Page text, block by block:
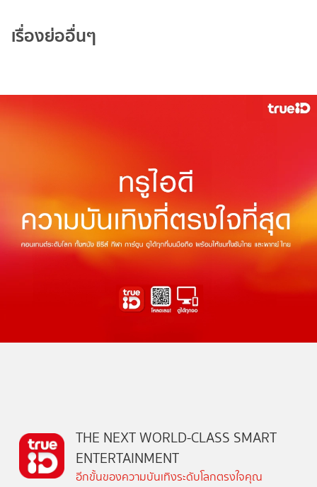
เรื่องย่ออื่นๆ
THE NEXT WORLD-CLASS SMART
ENTERTAINMENT
อีกขั้นของความบันเทิงระดับโลกตรงใจคุณ